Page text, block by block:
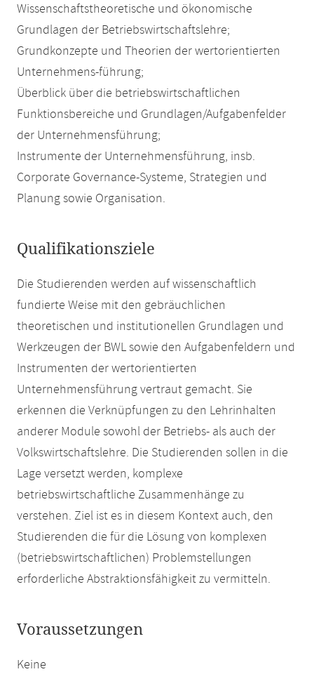
Wissenschaftstheoretische und ökonomische
Grundlagen der Betriebswirtschaftslehre;
Grundkonzepte und Theorien der wertorientierten
Unternehmens-führung;
Überblick über die betriebswirtschaftlichen
Funktionsbereiche und Grundlagen/Aufgabenfelder
der Unternehmensführung;
Instrumente der Unternehmensführung, insb.
Corporate Governance-Systeme, Strategien und
Planung sowie Organisation.
Qualifikationsziele
Die Studierenden werden auf wissenschaftlich
fundierte Weise mit den gebräuchlichen
theoretischen und institutionellen Grundlagen und
Werkzeugen der BWL sowie den Aufgabenfeldern und
Instrumenten der wertorientierten
Unternehmensführung vertraut gemacht. Sie
erkennen die Verknüpfungen zu den Lehrinhalten
anderer Module so­wohl der Betriebs- als auch der
Volkswirtschaftslehre. Die Studierenden sollen in die
Lage versetzt werden, komplexe
betriebswirtschaftliche Zusammenhänge zu
verstehen. Ziel ist es in diesem Kontext auch, den
Studierenden die für die Lösung von komplexen
(betriebswirtschaftlichen) Problemstellungen
erforderliche Abstraktionsfähigkeit zu vermitteln.
Voraussetzungen
Keine